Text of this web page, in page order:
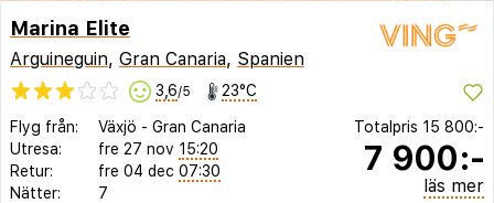
Marina Elite
Arguineguin, Gran Canaria, Spanien
3,6/5 23°C
Flyg från: Växjö - Gran Canaria
Utresa:
fre 27 nov 15:20
Retur:
fre 04 dec 07:30
Nätter:
7
Totalpris 15 800:-
7 900:-
läs mer